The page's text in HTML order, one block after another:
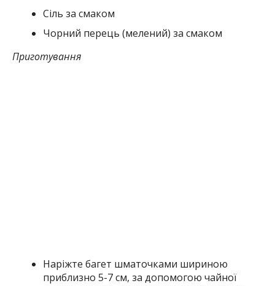
Сіль за смаком
Чорний перець (мелений) за смаком
Приготування
Наріжте багет шматочками шириною
приблизно 5-7 см, за допомогою чайної